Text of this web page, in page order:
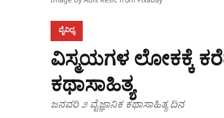
ವೈವಿಧ್ಯ
ವಿಸ್ಮಯಗಳ ಲೋಕಕ್ಕೆ
ಕಥಾಸಾಹಿತ್ಯ
ಜನವರಿ ೨ ವೈಜ್ಞಾನಿಕ ಕಥಾಸಾಹಿತ್ಯ ದಿನ